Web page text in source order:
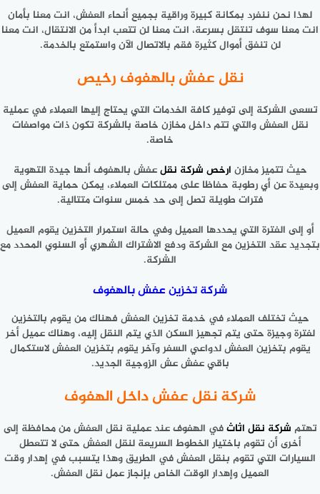
لهذا نحن ننفرد بمكانة كبيرة وراقية بجميع أنحاء العفش، انت معنا بأمان
انت معنا سوف تنتقل بسرعة، انت معنا لن تتعب ابدأ من الانتقال، انت معنا
لن تنفق أموال كثيرة فقم بالاتصال الآن واستمتع بالخدمة.
نقل عفش بالهفوف رخيص
تسعى الشركة إلى توفير كافة الخدمات التي يحتاج إليها العملاء في عملية
نقل العفش والتي تتم داخل مخازن خاصة بالشركة تكون ذات مواصفات
خاصة.
حيث تتميز مخازن ارخص شركة نقلعفش بالهفوف أنها جيدة التهوية
وبعيدة عن أي رطوبة حفاظا على ممتلكات العملاء، يمكن حماية العفش إلى
فترات طويلة تصل إلى حد خمس سنوات متتالية.
أو إلى الفترة التي يحددها العميل وفي حالة استمرار التخزين يقوم العميل
بتجديد عقد التخزين مع الشركة ودفع الاشتراك الشهري أو السنوي المحدد مع
الشركة.
شركة تخزين عفش بالهفوف
حيث تختلف العملاء في خدمة تخزين العفش فهناك من يقوم بالتخزين
لفترة وجيزة حتى يتم تجهيز السكن الذي يتم النقل إليه، وهناك عميل أخر
يقوم بتخزين العفش لدواعي السفر وآخر يقوم بتخزين العفش لاستكمال
باقي عفش عش الزوجية الجديد.
شركة نقل عفش داخل الهفوف
تهتم شركة نقل اثاثفي الهفوف عند عملية نقل العفش من محافظة إلى
أخرى أن تقوم باختيار الخطوط السريعة لنقل العفش حتى لا تتعطل
السيارات التي تقوم بنقل العفش في الطريق وهذا يتسبب في إهدار وقت
العميل وإهدار الوقت الخاص بإنجاز عمل نقل العفش.